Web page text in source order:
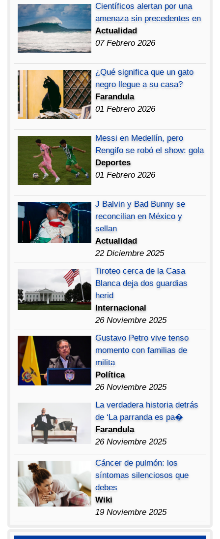
Científicos alertan por una
amenaza sin precedentes en
Actualidad
07 Febrero 2026
¿Qué significa que un gato
negro llegue a su casa?
Farandula
01 Febrero 2026
Messi en Medellín, pero
Rengifo se robó el show: gola
Deportes
01 Febrero 2026
J Balvin y Bad Bunny se
reconcilian en México y
sellan
Actualidad
22 Diciembre 2025
Tiroteo cerca de la Casa
Blanca deja dos guardias
herid
Internacional
26 Noviembre 2025
Gustavo Petro vive tenso
momento con familias de
milita
Política
26 Noviembre 2025
La verdadera historia detrás
de ‘La parranda es pa�
Farandula
26 Noviembre 2025
Cáncer de pulmón: los
síntomas silenciosos que
debes
Wiki
19 Noviembre 2025